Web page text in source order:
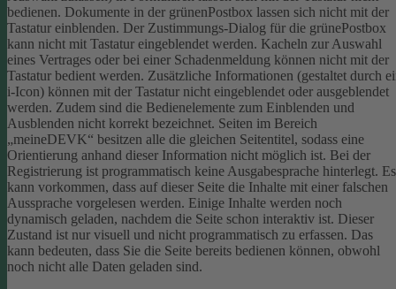
bedienen. Dokumente in der grünenPostbox lassen sich nicht mit der
Tastatur einblenden. Der Zustimmungs-Dialog für die grünePostbox
kann nicht mit Tastatur eingeblendet werden. Kacheln zur Auswahl
eines Vertrages oder bei einer Schadenmeldung können nicht mit der
Tastatur bedient werden. Zusätzliche Informationen (gestaltet durch
i-Icon) können mit der Tastatur nicht eingeblendet oder ausgeblendet
werden. Zudem sind die Bedienelemente zum Einblenden und
Ausblenden nicht korrekt bezeichnet. Seiten im Bereich
„meineDEVK“ besitzen alle die gleichen Seitentitel, sodass eine
Orientierung anhand dieser Information nicht möglich ist. Bei der
Registrierung ist programmatisch keine Ausgabesprache hinterlegt. Es
kann vorkommen, dass auf dieser Seite die Inhalte mit einer falschen
Aussprache vorgelesen werden. Einige Inhalte werden noch
dynamisch geladen, nachdem die Seite schon interaktiv ist. Dieser
Zustand ist nur visuell und nicht programmatisch zu erfassen. Das
kann bedeuten, dass Sie die Seite bereits bedienen können, obwohl
noch nicht alle Daten geladen sind.